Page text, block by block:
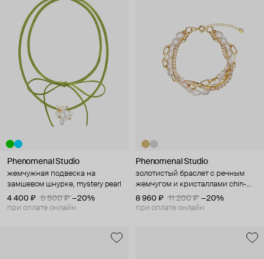
Phenomenal Studio
жемчужная подвеска на
замшевом шнурке, mystery pearl
4 400 ₽
5 500 ₽ −20%
при оплате онлайн
Phenomenal Studio
золотистый браслет с речным
жемчугом и кристаллами chin-
chin
8 960 ₽ 11 200 ₽ −20%
при оплате онлайн